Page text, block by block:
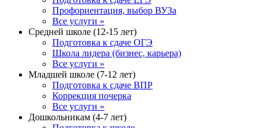
Профориентация, выбор ВУЗа
Все услуги »
Средней школе (12-15 лет)
Подготовка к сдаче ОГЭ
Школа лидера (бизнес, карьера)
Все услуги »
Младшей школе (7-12 лет)
Подготовка к сдаче ВПР
Коррекция почерка
Все услуги »
Дошкольникам (4-7 лет)